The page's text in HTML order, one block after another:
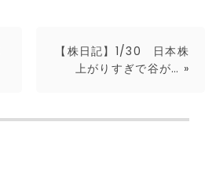
【株日記】1/30 日本株
上がりすぎで谷が… »